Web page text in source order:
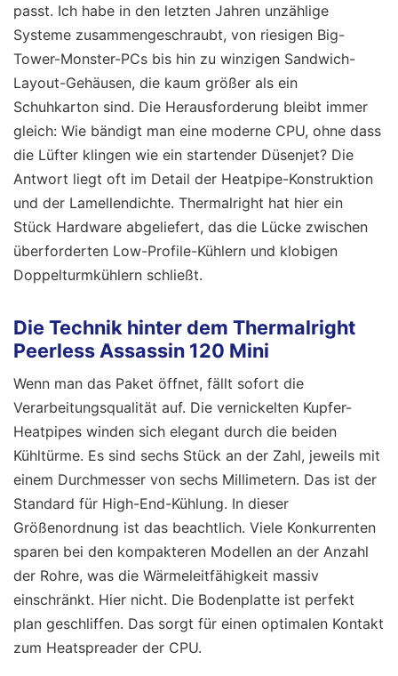
passt. Ich habe in den letzten Jahren unzählige
Systeme zusammengeschraubt, von riesigen Big-
Tower-Monster-PCs bis hin zu winzigen Sandwich-
Layout-Gehäusen, die kaum größer als ein
Schuhkarton sind. Die Herausforderung bleibt immer
gleich: Wie bändigt man eine moderne CPU, ohne dass
die Lüfter klingen wie ein startender Düsenjet? Die
Antwort liegt oft im Detail der Heatpipe-Konstruktion
und der Lamellendichte. Thermalright hat hier ein
Stück Hardware abgeliefert, das die Lücke zwischen
überforderten Low-Profile-Kühlern und klobigen
Doppelturmkühlern schließt.
Die Technik hinter dem Thermalright
Peerless Assassin 120 Mini
Wenn man das Paket öffnet, fällt sofort die
Verarbeitungsqualität auf. Die vernickelten Kupfer-
Heatpipes winden sich elegant durch die beiden
Kühltürme. Es sind sechs Stück an der Zahl, jeweils mit
einem Durchmesser von sechs Millimetern. Das ist der
Standard für High-End-Kühlung. In dieser
Größenordnung ist das beachtlich. Viele Konkurrenten
sparen bei den kompakteren Modellen an der Anzahl
der Rohre, was die Wärmeleitfähigkeit massiv
einschränkt. Hier nicht. Die Bodenplatte ist perfekt
plan geschliffen. Das sorgt für einen optimalen Kontakt
zum Heatspreader der CPU.